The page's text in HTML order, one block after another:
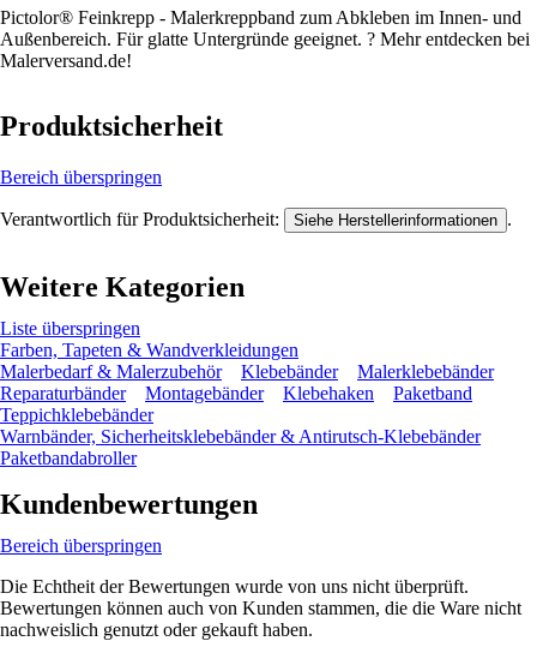
Pictolor® Feinkrepp - Malerkreppband zum Abkleben im Innen- und
Außenbereich. Für glatte Untergründe geeignet. ? Mehr entdecken bei
Malerversand.de!
Produktsicherheit
Bereich überspringen
Verantwortlich für Produktsicherheit: Siehe Herstellerinformationen .
Weitere Kategorien
Liste überspringen
Farben, Tapeten & Wandverkleidungen
Malerbedarf & Malerzubehör
Klebebänder
Malerklebebänder
Reparaturbänder
Montagebänder Klebehaken
Paketband
Teppichklebebänder
Warnbänder, Sicherheitsklebebänder & Antirutsch-Klebebänder
Paketbandabroller
Kundenbewertungen
Bereich überspringen
Die Echtheit der Bewertungen wurde von uns nicht überprüft.
Bewertungen können auch von Kunden stammen, die die Ware nicht
nachweislich genutzt oder gekauft haben.